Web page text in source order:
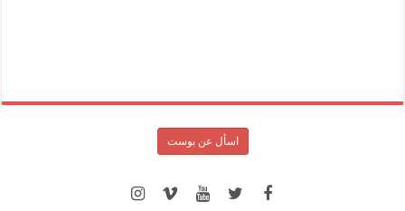
اسأل عن بوست